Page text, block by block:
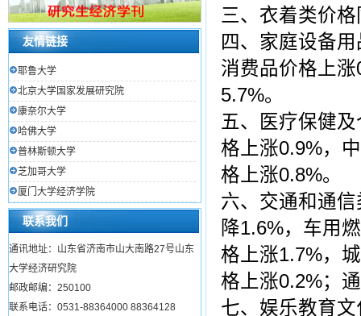
友情链接
耶鲁大学
北京大学国家发展研究院
康奈尔大学
哈佛大学
普林斯顿大学
芝加哥大学
厦门大学经济学院
联系我们
通讯地址：山东省济南市山大南路27号山东
大学经济研究院
邮政邮编：250100
联系电话：0531-88364000 88364128
三、衣着类价
四、家庭设备
消费品价格上
5.7%。
五、医疗保健
格上涨0.9%，
格上涨0.8%。
六、交通和通
降1.6%，车用
格上涨1.7%，
格上涨0.2%；
七、娱乐教育